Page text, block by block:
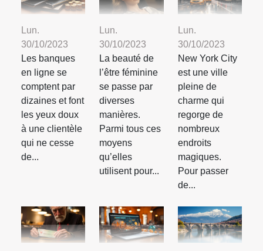
Lun.
30/10/2023
Les banques
en ligne se
comptent par
dizaines et font
les yeux doux
à une clientèle
qui ne cesse
de...
Lun.
30/10/2023
La beauté de
l’être féminine
se passe par
diverses
manières.
Parmi tous ces
moyens
qu’elles
utilisent pour...
Lun.
30/10/2023
New York City
est une ville
pleine de
charme qui
regorge de
nombreux
endroits
magiques.
Pour passer
de...